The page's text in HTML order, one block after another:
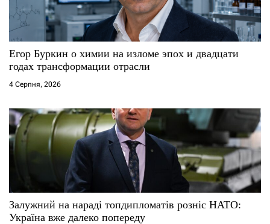
Егор Буркин о химии на изломе эпох и двадцати
годах трансформации отрасли
4 Серпня, 2026
Залужний на нараді топдипломатів розніс НАТО:
Україна вже далеко попереду